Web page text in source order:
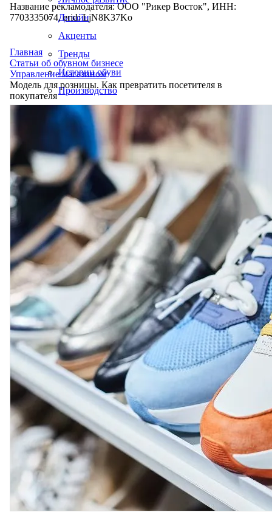
Дизайн
Акценты
Тренды
Истории обуви
Производство
Название рекламодателя: ООО "Рикер Восток", ИНН:
7703335074, erid: LjN8K37Ko
Главная
Статьи об обувном бизнесе
Управление магазином
Модель для розницы. Как превратить посетителя в
покупателя